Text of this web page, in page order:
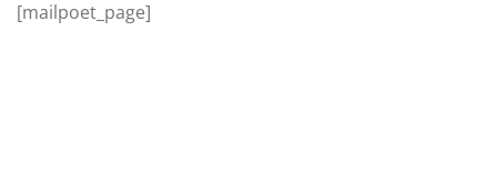
[mailpoet_page]